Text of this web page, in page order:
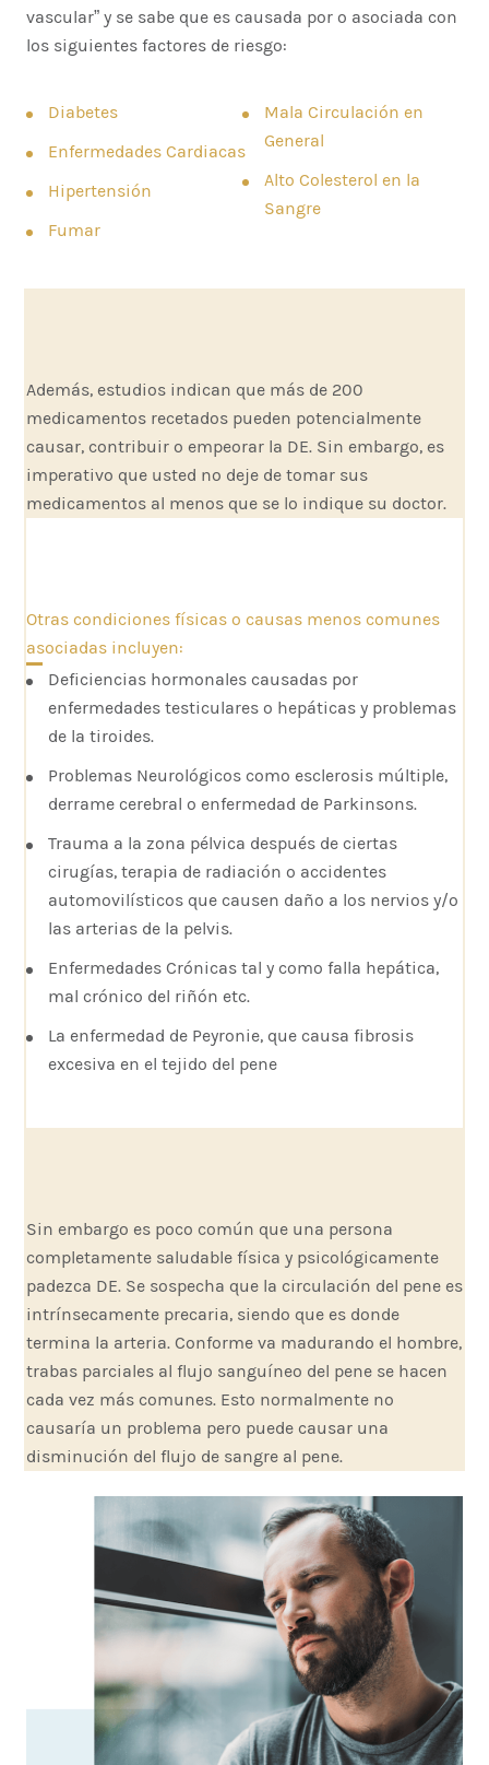
vascular” y se sabe que es causada por o asociada con
los siguientes factores de riesgo:
Diabetes
Enfermedades Cardiacas
Hipertensión
Fumar
Mala Circulación en
General
Alto Colesterol en la
Sangre
Además, estudios indican que más de 200
medicamentos recetados pueden potencialmente
causar, contribuir o empeorar la DE. Sin embargo, es
imperativo que usted no deje de tomar sus
medicamentos al menos que se lo indique su doctor.
Otras condiciones físicas o causas menos comunes
asociadas incluyen:
Deficiencias hormonales causadas por
enfermedades testiculares o hepáticas y problemas
de la tiroides.
Problemas Neurológicos como esclerosis múltiple,
derrame cerebral o enfermedad de Parkinsons.
Trauma a la zona pélvica después de ciertas
cirugías, terapia de radiación o accidentes
automovilísticos que causen daño a los nervios y/o
las arterias de la pelvis.
Enfermedades Crónicas tal y como falla hepática,
mal crónico del riñón etc.
La enfermedad de Peyronie, que causa fibrosis
excesiva en el tejido del pene
Sin embargo es poco común que una persona
completamente saludable física y psicológicamente
padezca DE. Se sospecha que la circulación del pene es
intrínsecamente precaria, siendo que es donde
termina la arteria. Conforme va madurando el hombre,
trabas parciales al flujo sanguíneo del pene se hacen
cada vez más comunes. Esto normalmente no
causaría un problema pero puede causar una
disminución del flujo de sangre al pene.